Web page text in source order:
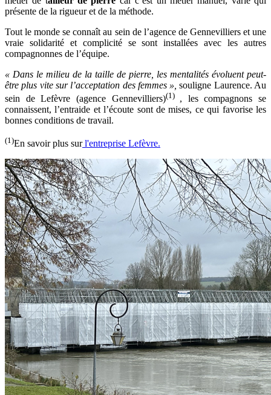
présente de la rigueur et de la méthode.
Tout le monde se connaît au sein de l’agence de Gennevilliers et une
vraie solidarité et complicité se sont installées avec les autres
compagnonnes de l’équipe.
« Dans le milieu de la taille de pierre, les mentalités évoluent peut-
être plus vite sur l’acceptation des femmes », souligne Laurence. Au
sein de Lefèvre (agence Gennevilliers)(1) , les compagnons se
connaissent, l’entraide et l’écoute sont de mises, ce qui favorise les
bonnes conditions de travail.
(1)En savoir plus surl'entreprise Lefèvre.